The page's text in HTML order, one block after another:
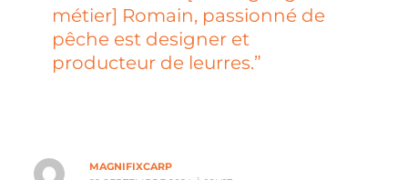
métier] Romain, passionné de
pêche est designer et
producteur de leurres.”
MAGNIFIXCARP